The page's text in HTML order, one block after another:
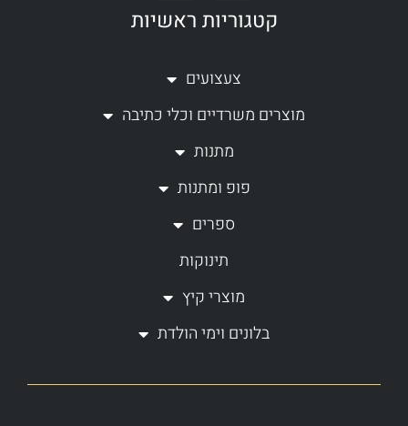
c
b
o
o
k
f
s
a
r
a
קטגוריות ראשיות
צעצועים
מוצרים משרדיים וכלי כתיבה
מתנות
פופ ומתנות
ספרים
תינוקות
מוצרי קיץ
בלונים וימי הולדת